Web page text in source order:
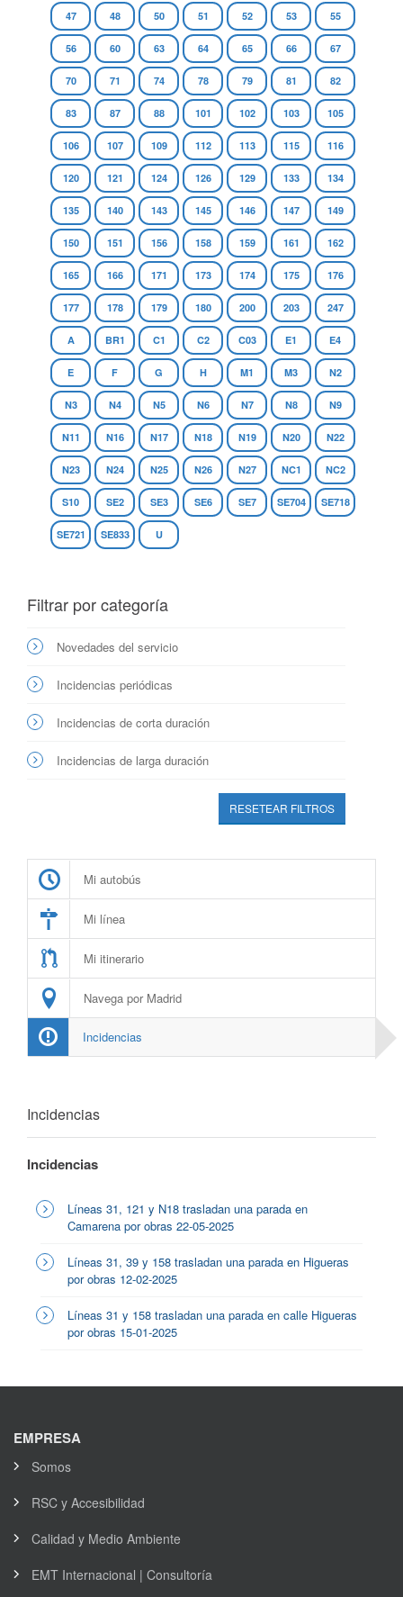
47 48 50 51 52 53 55
56 60 63 64 65 66 67
70 71 74 78 79 81 82
83 87 88 101 102 103 105
106 107 109 112 113 115 116
120 121 124 126 129 133 134
135 140 143 145 146 147 149
150 151 156 158 159 161 162
165 166 171 173 174 175 176
177 178 179 180 200 203 247
A BR1 C1 C2 C03 E1 E4
E F G H M1 M3 N2
N3 N4 N5 N6 N7 N8 N9
N11 N16 N17 N18 N19 N20 N22
N23 N24 N25 N26 N27 NC1 NC2
S10 SE2 SE3 SE6 SE7 SE704 SE718
SE721 SE833 U
Filtrar por categoría
Novedades del servicio
Incidencias periódicas
Incidencias de corta duración
Incidencias de larga duración
RESETEAR FILTROS
Mi autobús
Mi línea
Mi itinerario
Navega por Madrid
Incidencias
Incidencias
Incidencias
Líneas 31, 121 y N18 trasladan una parada en
Camarena por obras 22-05-2025
Líneas 31, 39 y 158 trasladan una parada en Higueras
por obras 12-02-2025
Líneas 31 y 158 trasladan una parada en calle Higueras
por obras 15-01-2025
EMPRESA
Somos
RSC y Accesibilidad
Calidad y Medio Ambiente
EMT Internacional | Consultoría